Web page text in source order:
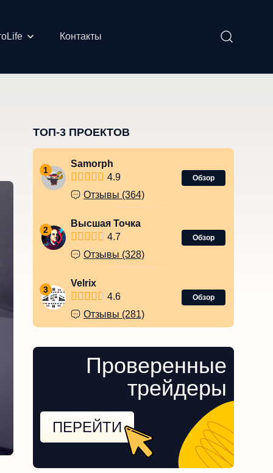
Контакты
ТОП-3 ПРОЕКТОВ
1
Samorph
4.9
Отзывы (364)
Обзор
2
Высшая Точка
4.7
Отзывы (328)
Обзор
3
Velrix
4.6
Отзывы (281)
Обзор
Проверенные
трейдеры
ПЕРЕЙТИ